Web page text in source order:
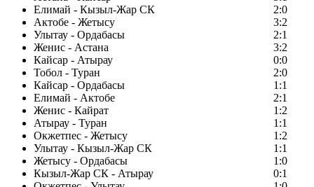
Елимай - Кызыл-Жар СК
2:0
Актобе - Жетысу
3:2
Улытау - Ордабасы
2:1
Женис - Астана
3:2
Кайсар - Атырау
0:0
Тобол - Туран
2:0
Кайсар - Ордабасы
1:1
Елимай - Актобе
2:1
Женис - Кайрат
1:2
Атырау - Туран
1:1
Окжетпес - Жетысу
1:2
Улытау - Кызыл-Жар СК
1:1
Жетысу - Ордабасы
1:0
Кызыл-Жар СК - Атырау
0:1